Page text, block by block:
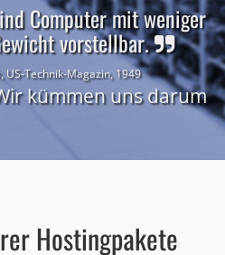
Computer mit weniger
vorstellbar.
US-Technik-Magazin, 1949
kümmen uns darum
Hostingpakete